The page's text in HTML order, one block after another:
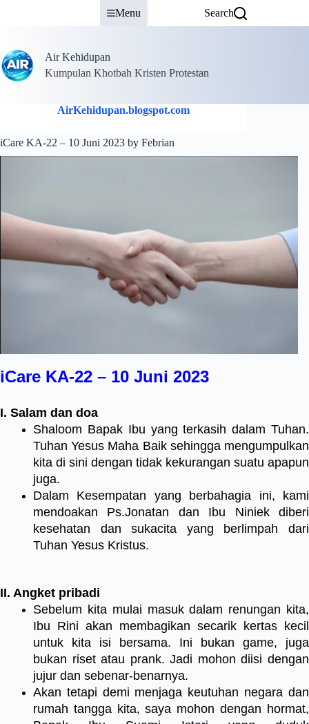
Menu Search
Air Kehidupan
Kumpulan Khotbah Kristen Protestan
AirKehidupan.blogspot.com
iCare KA-22 – 10 Juni 2023 by Febrian
iCare KA-22 – 10 Juni 2023
I. Salam dan doa
Shaloom Bapak Ibu yang terkasih dalam Tuhan.
Tuhan Yesus Maha Baik sehingga mengumpulkan
kita di sini dengan tidak kekurangan suatu apapun
juga.
Dalam Kesempatan yang berbahagia ini, kami
mendoakan Ps.Jonatan dan Ibu Niniek diberi
kesehatan dan sukacita yang berlimpah dari
Tuhan Yesus Kristus.
II. Angket pribadi
Sebelum kita mulai masuk dalam renungan kita,
Ibu Rini akan membagikan secarik kertas kecil
untuk kita isi bersama. Ini bukan game, juga
bukan riset atau prank. Jadi mohon diisi dengan
jujur dan sebenar-benarnya.
Akan tetapi demi menjaga keutuhan negara dan
rumah tangga kita, saya mohon dengan hormat,